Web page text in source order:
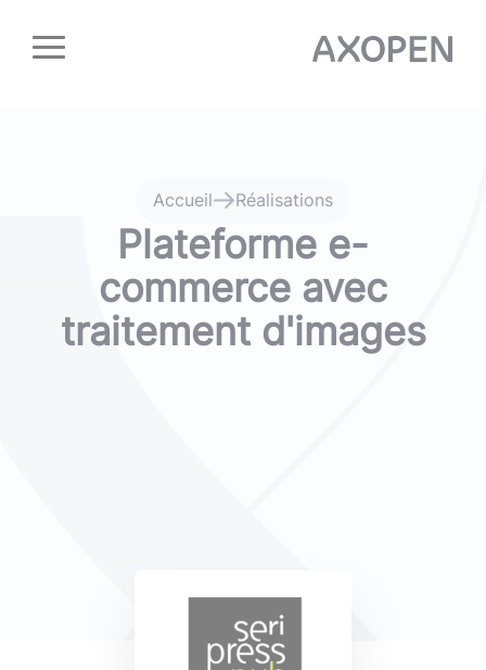
Accueil Réalisations
Plateforme e-
commerce avec
traitement d'images